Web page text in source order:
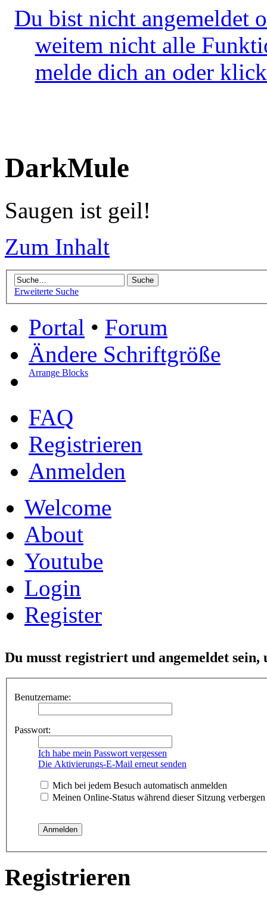
Du bist nicht angemeldet
weitem nicht alle
melde dich an oder
DarkMule
Saugen ist geil!
Zum Inhalt
Erweiterte Suche
Portal • Forum
Ändere Schriftgröße
Arrange Blocks
FAQ
Registrieren
Anmelden
Welcome
About
Youtube
Login
Register
Du musst registriert und angemeldet
Benutzername:
Passwort:
Ich habe mein Passwort vergessen
Die Aktivierungs-E-Mail erneut senden
Mich bei jedem Besuch automatisch anmelden
Meinen Online-Status während dieser Sitzung verbergen
Registrieren